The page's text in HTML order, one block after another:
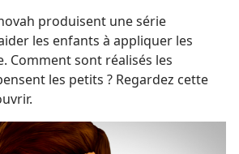
produisent une série
les enfants à appliquer les
Comment sont réalisés les
les petits ? Regardez cette